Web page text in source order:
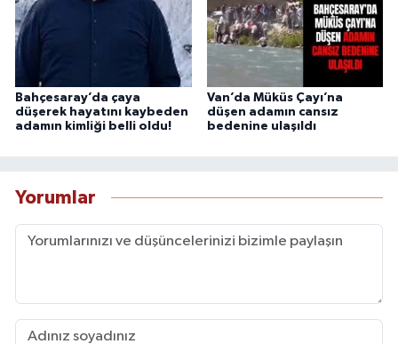
Bahçesaray’da çaya
düşerek hayatını kaybeden
adamın kimliği belli oldu!
Van’da Müküs Çayı’na
düşen adamın cansız
bedenine ulaşıldı
Yorumlar